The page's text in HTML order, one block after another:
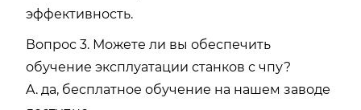
эффективность.
Вопрос 3. Можете ли вы обеспечить
обучение эксплуатации станков с чпу?
A. да, бесплатное обучение на нашем заводе